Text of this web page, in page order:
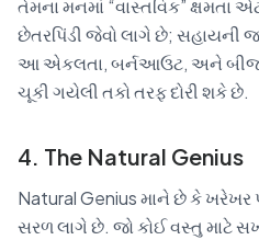
તેમના મનમાં “વાસ્તવિક”
છેતરપિંડી જેવો લાગે છે;
આ એકલતા, બર્નઆઉટ, અને
ચૂકી ગયેલી તકો તરફ દોરી શકે છે.
4. The Natural Genius
Natural Genius માને છે કે ખરેખર
સરળ લાગે છે. જો કોઈ વસ્તુ